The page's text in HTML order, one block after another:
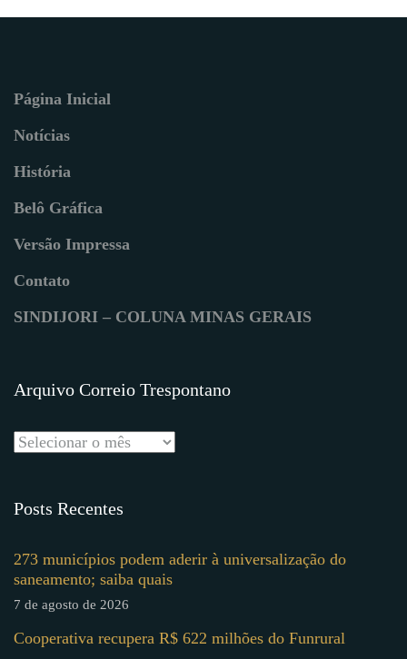
Página Inicial
Notícias
História
Belô Gráfica
Versão Impressa
Contato
SINDIJORI – COLUNA MINAS GERAIS
Arquivo Correio Trespontano
Posts Recentes
273 municípios podem aderir à universalização do
saneamento; saiba quais
7 de agosto de 2026
Cooperativa recupera R$ 622 milhões do Funrural